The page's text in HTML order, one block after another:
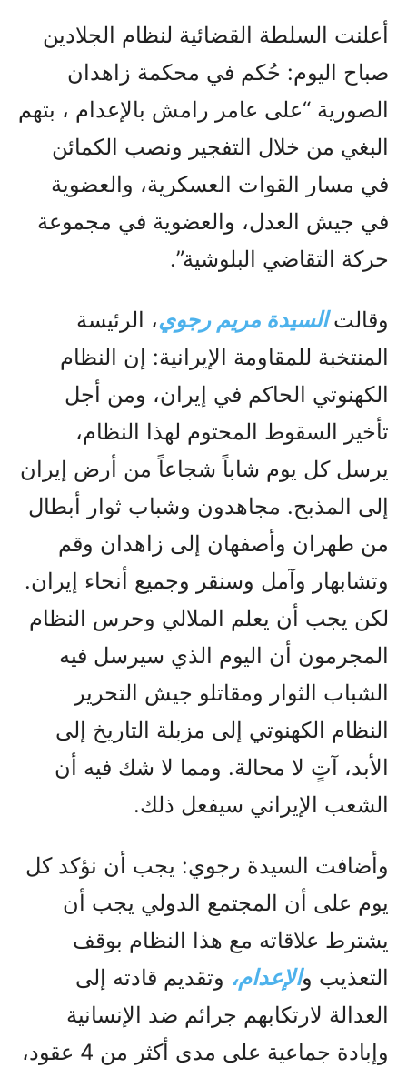
أعلنت السلطة القضائية لنظام الجلادين
صباح اليوم: حُكم في محكمة زاهدان
الصورية “على عامر رامش بالإعدام ، بتهم
البغي من خلال التفجير ونصب الكمائن
في مسار القوات العسكرية، والعضوية
في جيش العدل، والعضوية في مجموعة
حركة التقاضي البلوشية”.
وقالتالسيدة مريم رجوي، الرئيسة
المنتخبة للمقاومة الإيرانية: إن النظام
الكهنوتي الحاكم في إيران، ومن أجل
تأخير السقوط المحتوم لهذا النظام،
يرسل كل يوم شاباً شجاعاً من أرض إيران
إلى المذبح. مجاهدون وشباب ثوار أبطال
من طهران وأصفهان إلى زاهدان وقم
وتشابهار وآمل وسنقر وجميع أنحاء إيران.
لكن يجب أن يعلم الملالي وحرس النظام
المجرمون أن اليوم الذي سيرسل فيه
الشباب الثوار ومقاتلو جيش التحرير
النظام الكهنوتي إلى مزبلة التاريخ إلى
الأبد، آتٍ لا محالة. ومما لا شك فيه أن
الشعب الإيراني سيفعل ذلك.
وأضافت السيدة رجوي: يجب أن نؤكد كل
يوم على أن المجتمع الدولي يجب أن
يشترط علاقاته مع هذا النظام بوقف
التعذيب والإعدام، وتقديم قادته إلى
العدالة لارتكابهم جرائم ضد الإنسانية
وإبادة جماعية على مدى أكثر من 4 عقود،